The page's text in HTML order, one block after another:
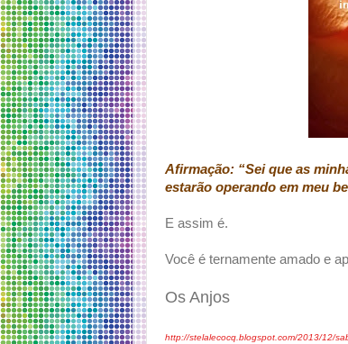
Afirmação: “Sei que as
estarão operando em meu
E assim é.
Você é ternamente amado e
Os Anjos
http://stelalecocq.blogspot.com/2013/12/